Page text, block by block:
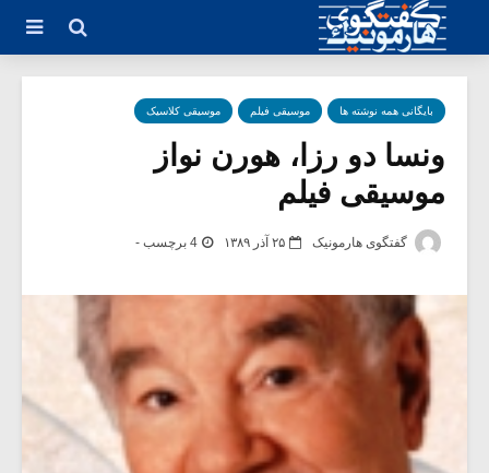
بایگانی همه نوشته ها موسیقی فیلم موسیقی کلاسیک
ونسا دو رزا، هورن نواز
موسیقی فیلم
گفتگوی هارمونیک ۲۵ آذر ۱۳۸۹ 4 برچسب -